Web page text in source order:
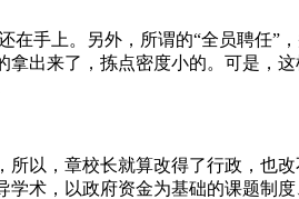
手上。另外，所谓的“全员聘任”
出来了，拣点密度小的。可是，
以，章校长就算改得了行政，也
术，以政府资金为基础的课题制